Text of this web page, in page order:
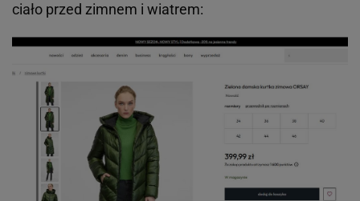
ciało przed zimnem i wiatrem: